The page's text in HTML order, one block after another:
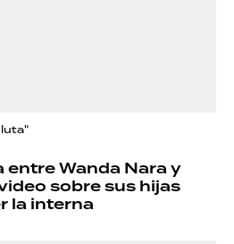
entre Wanda Nara y
sobre sus hijas
la interna